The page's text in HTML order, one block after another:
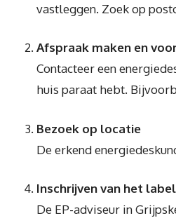
vastleggen. Zoek op
Afspraak maken en
Contacteer een
huis paraat hebt.
Bezoek op locatie
De erkend
Inschrijven van het label
De EP-adviseur in